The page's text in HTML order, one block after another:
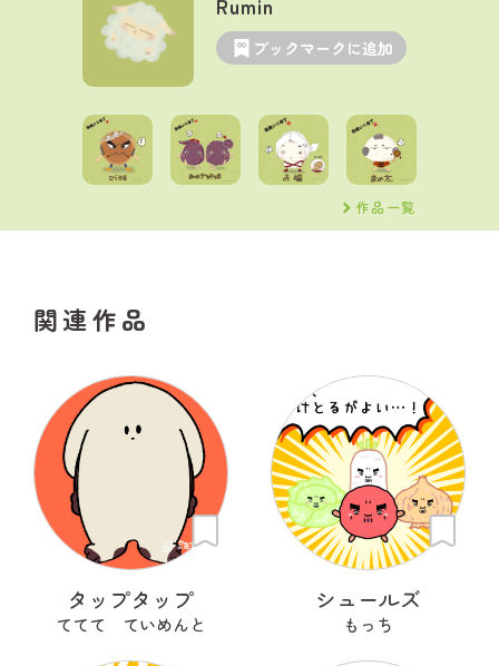
Rumin
ブックマークに追加
作品一覧
関連作品
タップタップ
ててて ていめんと
シュールズ
もっち